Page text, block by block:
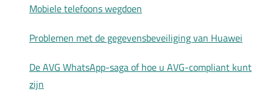
Mobiele telefoons wegdoen
Problemen met de gegevensbeveiliging van Huawei
De AVG WhatsApp-saga of hoe u AVG-compliant kunt
zijn